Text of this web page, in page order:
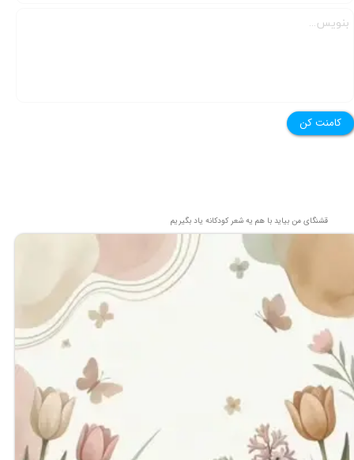
کامنت کن
قشنگای من بيايد با هم یه شعر کودکانه ياد بگیریم